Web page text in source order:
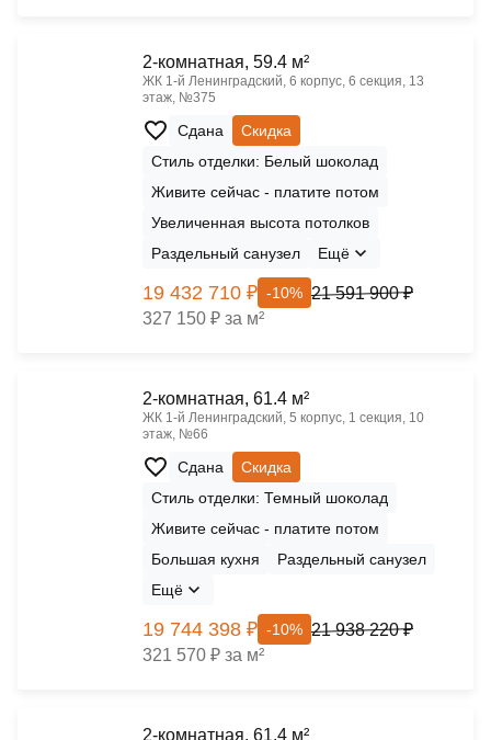
2-комнатная, 59.4 м²
ЖК 1‑й Ленинградский, 6 корпус, 6 секция, 13
этаж, №375
Сдана
Скидка
Стиль отделки: Белый шоколад
Живите сейчас - платите потом
Увеличенная высота потолков
Раздельный санузел
Ещё
19 432 710 ₽ -10% 21 591 900 ₽
327 150 ₽ за м²
2-комнатная, 61.4 м²
ЖК 1‑й Ленинградский, 5 корпус, 1 секция, 10
этаж, №66
Сдана
Скидка
Стиль отделки: Темный шоколад
Живите сейчас - платите потом
Большая кухня
Раздельный санузел
Ещё
19 744 398 ₽ -10% 21 938 220 ₽
321 570 ₽ за м²
2-комнатная, 61.4 м²